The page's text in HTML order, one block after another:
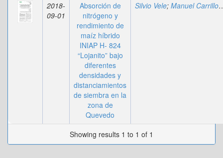
2018-
09-01
Absorción de
nitrógeno y
rendimiento de
maíz híbrido
INIAP H- 824
“Lojanito” bajo
diferentes
densidades y
distanciamientos
de siembra en la
zona de
Quevedo
Silvio Vele; Manuel Carrillo;
Showing results 1 to 1 of 1